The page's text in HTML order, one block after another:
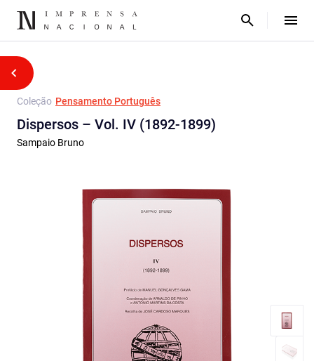
Coleção Pensamento Português
Dispersos – Vol. IV (1892-1899)
Sampaio Bruno